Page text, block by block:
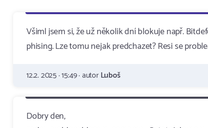
Všiml jsem si, že už několik dní blokuje např.
phising. Lze tomu nejak predchazet? Resi se
12.2. 2025 · 15:49 · autorLuboš
Dobry den,